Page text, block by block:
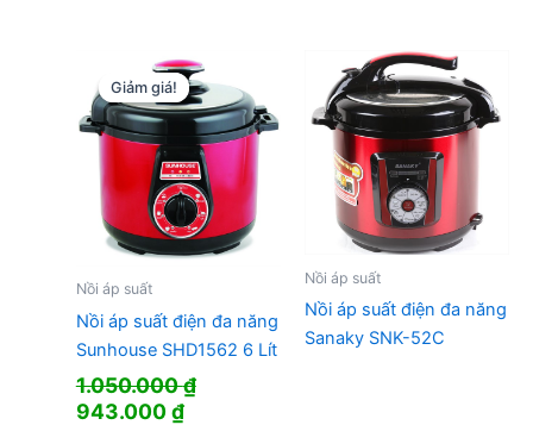
1.430.000 ₫.là:
1.090.000 ₫.
Giảm giá!
Giảm giá!
Nồi áp suất
Nồi áp suất điện đa năng
Sunhouse SHD1562 6 Lít
1.050.000₫
Giá
943.000₫Giá
Nồi áp suất
Nồi áp suất điện đa năng
Sanaky SNK-52C